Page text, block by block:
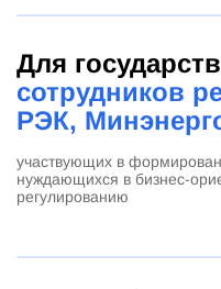
Для
сотрудников
РЭК,
участвующих в
нуждающихся в бизнес-
регулированию